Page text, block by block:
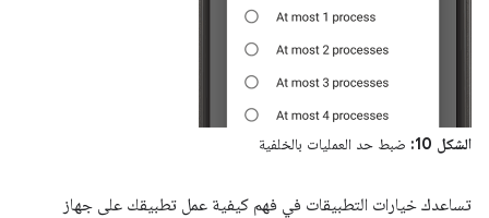
الشكل 10: ضبط حد العمليات بالخلفية
تساعدك خيارات التطبيقات في فهم كيفية عمل تطبيقك على جهاز